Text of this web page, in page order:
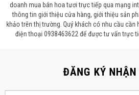
doanh mua bán hoa tươi trực tiếp qua mạng
thông tin giới thiệu cửa hàng, giới thiệu sản
khảo trên thị trường. Quý khách có nhu cầu cần
điện thoại 0938463622 để được tư vấn trực
ĐĂNG KÝ NHẬN